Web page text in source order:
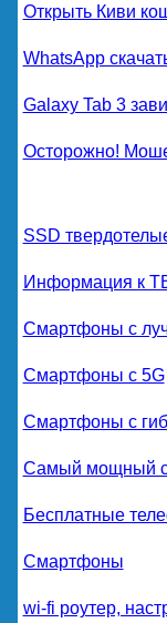
Открыть Киви
WhatsApp
Galaxy Tab 3
Осторожно!
SSD
Информация к
Смартфоны с
Смартфоны с 5G
Смартфоны с
Самый мощный
Бесплатные
Смартфоны
wi-fi роутер,